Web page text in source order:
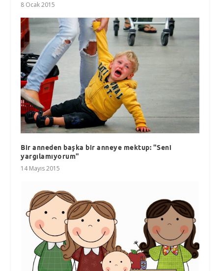
8 Ocak 2015
Bir anneden başka bir anneye mektup: "Seni
yargılamıyorum"
14 Mayıs 2015